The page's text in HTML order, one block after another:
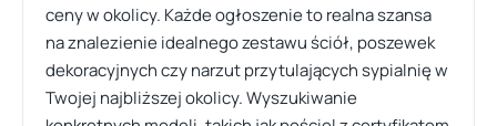
ceny w okolicy. Każde ogłoszenie to realna szansa
na znalezienie idealnego zestawu ściół, poszewek
dekoracyjnych czy narzut przytulających sypialnię w
Twojej najbliższej okolicy. Wyszukiwanie